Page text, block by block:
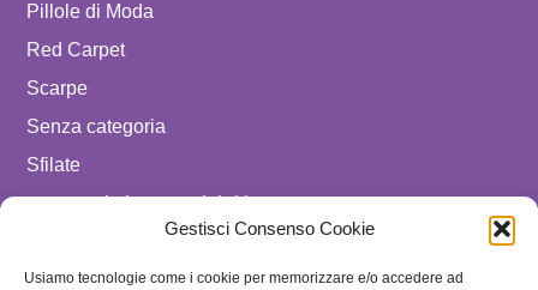
Gestisci Consenso Cookie
Usiamo tecnologie come i cookie per memorizzare e/o accedere ad
Pillole di Moda
Red Carpet
Scarpe
Senza categoria
Sfilate
spostare in luxury celebrities
Uomo